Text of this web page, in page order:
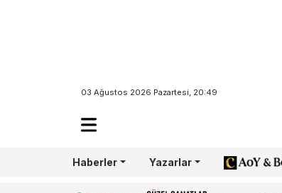
03 Ağustos 2026 Pazartesi, 20:49
Haberler Yazarlar AoY/BoY